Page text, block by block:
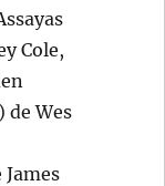
Cole,
de Wes